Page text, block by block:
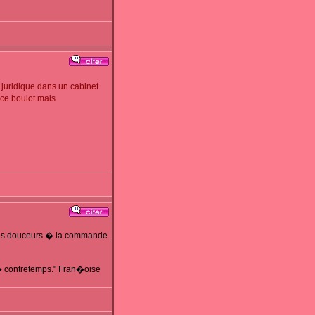
dans un cabinet
boulot mais
douceurs � la commande.
contretemps." Fran�oise